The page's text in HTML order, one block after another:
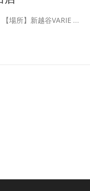
場所】新越谷VARIE …